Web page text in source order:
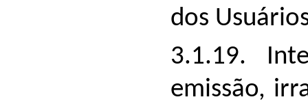
dos
3.1.19.
emissão,